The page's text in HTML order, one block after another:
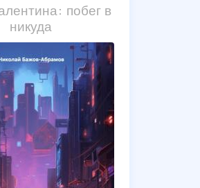
побег в
никуда